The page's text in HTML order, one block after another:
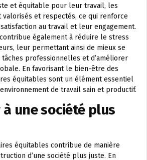
et équitable pour leur travail, les
et respectés, ce qui renforce
au travail et leur engagement.
également à réduire le stress
leur permettant ainsi de mieux se
professionnelles et d’améliorer
En favorisant le bien-être des
équitables sont un élément essentiel
de travail sain et productif.
une société plus
équitables contribue de manière
d’une société plus juste. En